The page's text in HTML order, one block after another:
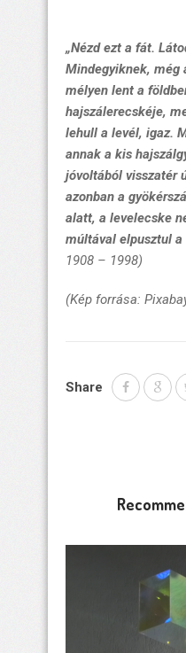
„Nézd ezt a fát.
Mindegyiknek, még
mélyen lent a
hajszálerecskéje,
lehull a levél, igaz.
annak a kis
jóvoltából visszatér
azonban a
alatt, a levelecske
múltával elpusztul a
1908 – 1998)
(Kép forrása:
Share